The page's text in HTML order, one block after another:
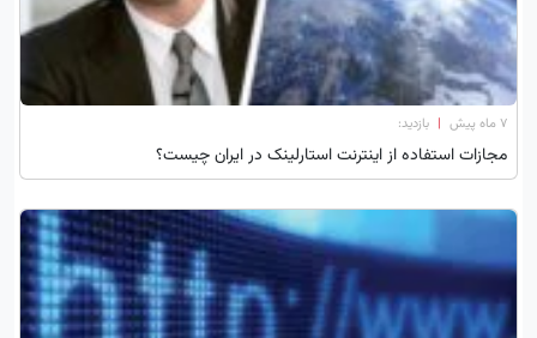
۷ ماه پیش | بازدید:
مجازات استفاده از اینترنت استارلینک در ایران چیست؟